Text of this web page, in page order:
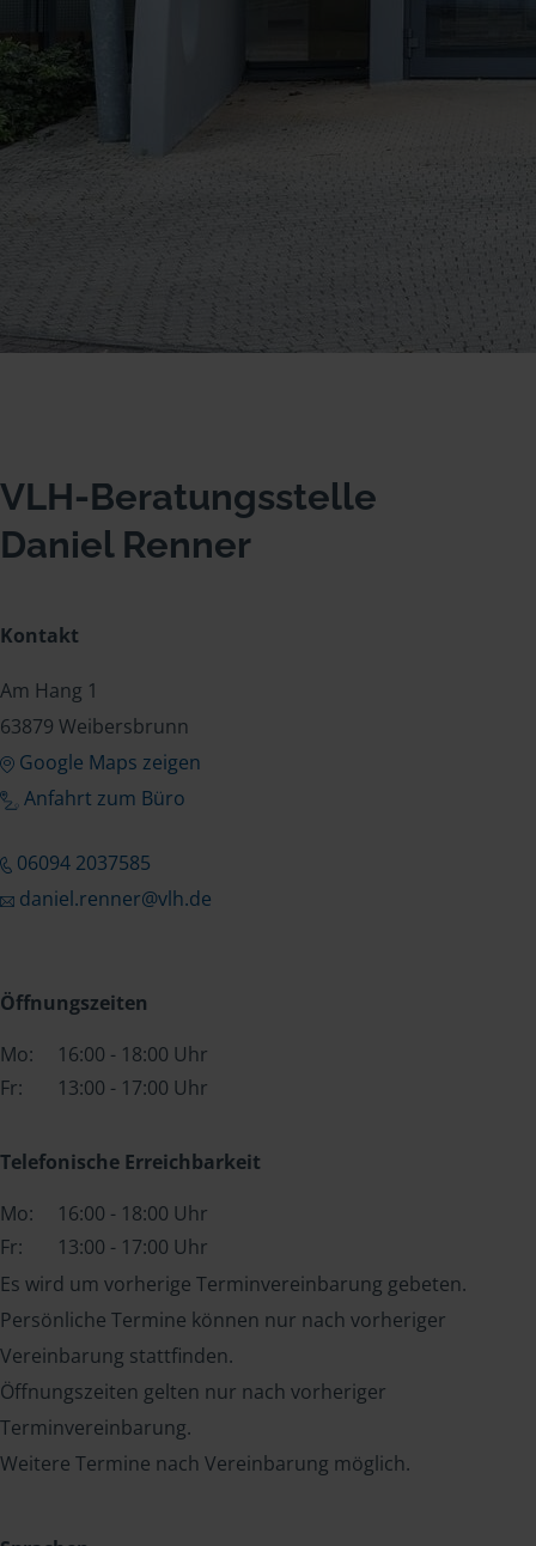
VLH-Beratungsstelle
Daniel Renner
Kontakt
Am Hang 1
63879 Weibersbrunn
Google Maps zeigen
Anfahrt zum Büro
06094 2037585
daniel.renner@vlh.de
Öffnungszeiten
Mo:
16:00 - 18:00 Uhr
Fr:
13:00 - 17:00 Uhr
Telefonische Erreichbarkeit
Mo:
16:00 - 18:00 Uhr
Fr:
13:00 - 17:00 Uhr
Es wird um vorherige Terminvereinbarung gebeten.
Persönliche Termine können nur nach vorheriger
Vereinbarung stattfinden.
Öffnungszeiten gelten nur nach vorheriger
Terminvereinbarung.
Weitere Termine nach Vereinbarung möglich.